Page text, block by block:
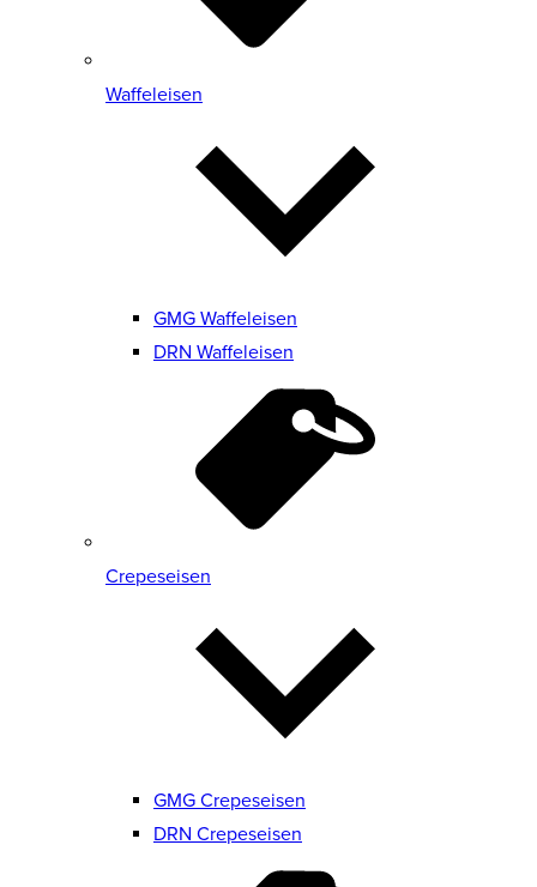
Waffeleisen
GMG Waffeleisen
DRN Waffeleisen
Crepeseisen
GMG Crepeseisen
DRN Crepeseisen